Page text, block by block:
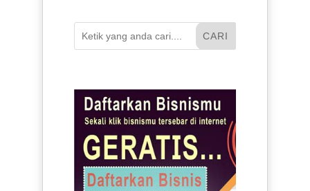
CARI